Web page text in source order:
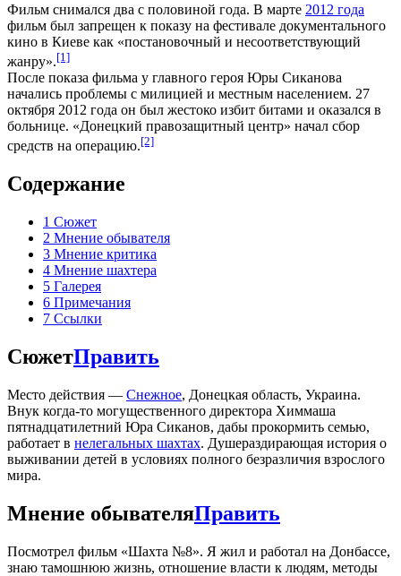
Фильм снимался два с половиной года. В марте 2012 года
фильм был запрещен к показу на фестивале документального
кино в Киеве как «постановочный и несоответствующий
жанру».[1]
После показа фильма у главного героя Юры Сиканова
начались проблемы с милицией и местным населением. 27
октября 2012 года он был жестоко избит битами и оказался в
больнице. «Донецкий правозащитный центр» начал сбор
средств на операцию.[2]
Содержание
1 Сюжет
2 Мнение обывателя
3 Мнение критика
4 Мнение шахтера
5 Галерея
6 Примечания
7 Ссылки
СюжетПравить
Место действия — Снежное, Донецкая область, Украина.
Внук когда-то могущественного директора Химмаша
пятнадцатилетний Юра Сиканов, дабы прокормить семью,
работает в нелегальных шахтах. Душераздирающая история о
выживании детей в условиях полного безразличия взрослого
мира.
Мнение обывателяПравить
Посмотрел фильм «Шахта №8». Я жил и работал на Донбассе,
знаю тамошнюю жизнь, отношение власти к людям, методы